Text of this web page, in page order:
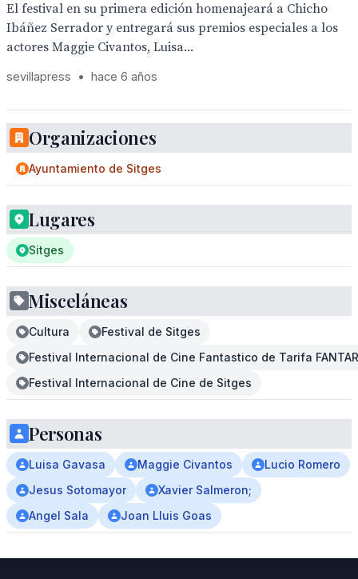
El festival en su primera edición homenajeará a Chicho
Ibáñez Serrador y entregará sus premios especiales a los
actores Maggie Civantos, Luisa...
sevillapress • hace 6 años
Organizaciones
Ayuntamiento de Sitges
Lugares
Sitges
Misceláneas
Cultura
Festival de Sitges
Festival Internacional de Cine Fantastico de Tarifa
Festival Internacional de Cine de Sitges
Personas
Luisa Gavasa Maggie Civantos
Lucio Romero
Jesus Sotomayor
Xavier Salmeron;
Angel Sala
Joan Lluis Goas